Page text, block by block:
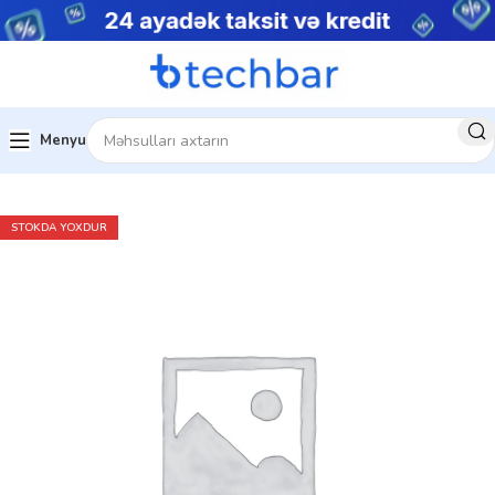
Menyu
Ev Noutbuklar Biznes noutbukları
STOKDA YOXDUR